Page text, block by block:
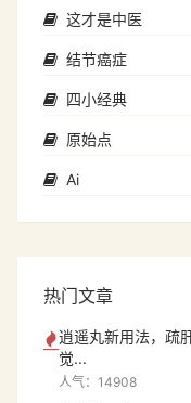
这才是中医
结节癌症
四小经典
原始点
Ai
热门文章
逍遥丸新用法，疏
觉...
人气：14908